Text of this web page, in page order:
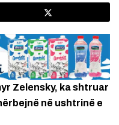
Zelensky, ka shtruar
në ushtrinë e